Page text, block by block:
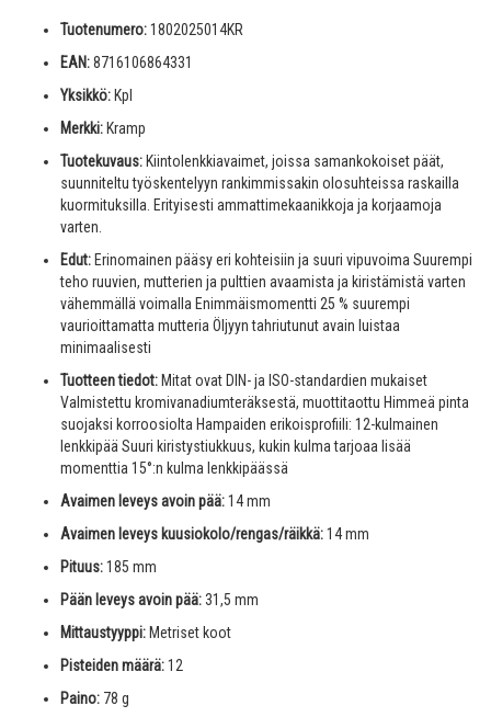
Tuotenumero:1802025014KR
EAN:8716106864331
Yksikkö: Kpl
Merkki: Kramp
Tuotekuvaus: Kiintolenkkiavaimet, joissa samankokoiset päät,
suunniteltu työskentelyyn rankimmissakin olosuhteissa raskailla
kuormituksilla. Erityisesti ammattimekaanikkoja ja korjaamoja
varten.
Edut: Erinomainen pääsy eri kohteisiin ja suuri vipuvoima Suurempi
teho ruuvien, mutterien ja pulttien avaamista ja kiristämistä varten
vähemmällä voimalla Enimmäismomentti 25 % suurempi
vaurioittamatta mutteria Öljyyn tahriutunut avain luistaa
minimaalisesti
Tuotteen tiedot: Mitat ovat DIN- ja ISO-standardien mukaiset
Valmistettu kromivanadiumteräksestä, muottitaottu Himmeä pinta
suojaksi korroosiolta Hampaiden erikoisprofiili: 12-kulmainen
lenkkipää Suuri kiristystiukkuus, kukin kulma tarjoaa lisää
momenttia 15°:n kulma lenkkipäässä
Avaimen leveys avoin pää:14 mm
Avaimen leveys kuusiokolo/rengas/räikkä:14 mm
Pituus:185 mm
Pään leveys avoin pää:31,5 mm
Mittaustyyppi: Metriset koot
Pisteiden määrä:12
Paino: 78 g